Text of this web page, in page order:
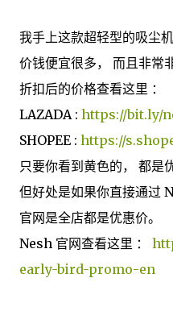
我手上这款超轻型的吸尘机
价钱便宜很多， 而且非常
折扣后的价格查看这里 ：
LAZADA : https://bit.ly/
SHOPEE : https://
只要你看到黄色的， 都是
但好处是如果你直接通过
官网是全店都是优惠价。
Nesh 官网查看这里 ：
early-bird-promo-en